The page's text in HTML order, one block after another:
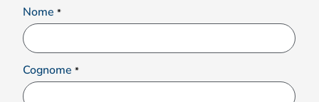
Nome *
Cognome *